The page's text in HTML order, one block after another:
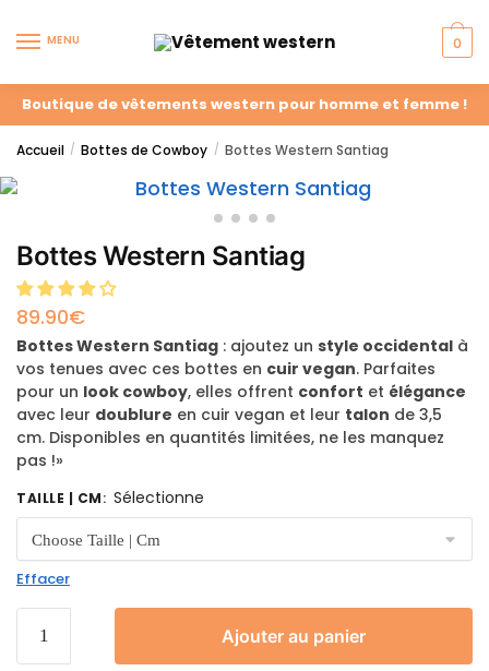
MENU 0
Boutique de vêtements western pour homme et femme !
Accueil / Bottes de Cowboy / Bottes Western Santiag
Bottes Western Santiag
89.90€
Bottes Western Santiag : ajoutez un style occidental à
vos tenues avec ces bottes en cuir vegan. Parfaites
pour un look cowboy, elles offrent confort et élégance
avec leur doublure en cuir vegan et leur talon de 3,5
cm. Disponibles en quantités limitées, ne les manquez
pas !»
TAILLE | CM: Sélectionne
Effacer
Ajouter au panier